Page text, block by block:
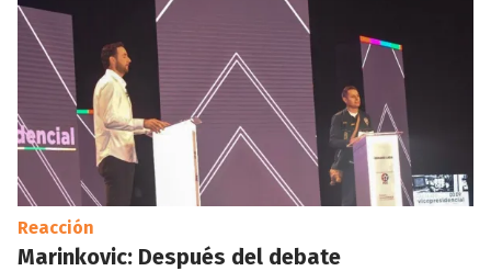
Reacción
Marinkovic: Después del debate